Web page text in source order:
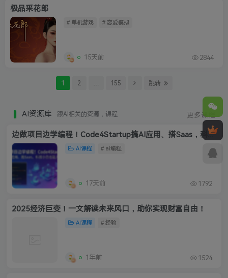
极品采花郎
# 单机游戏 # 恋爱模拟
15天前 2844
1 2 … 155 跳转
AI资源库 跟AI相关的资源，课程 更多课程
边做项目边学编程！Code4Startup搞AI应用、搭Saas，科技小白也能入门
AI课程 # ai编程
17天前 1792
2025经济巨变！一文解读未来风口，助你实现财富自由！
AI课程 # 经验
1年前 1524